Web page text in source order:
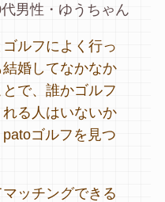
男性・ゆうちゃん
ルフによく行っ
婚してなかなか
で、誰かゴルフ
る人はいないか
ゴルフを見つ
ッチングできる